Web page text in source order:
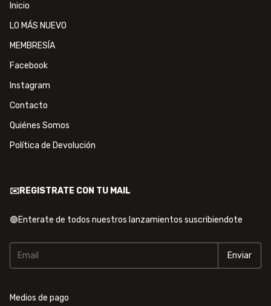
Inicio
LO MÁS NUEVO
MEMBRESÍA
Facebook
Instagram
Contacto
Quiénes Somos
Política de Devolución
✉️REGISTRATE CON TU MAIL
🟢Enterate de todos nuestros lanzamientos suscribiendote
Medios de pago